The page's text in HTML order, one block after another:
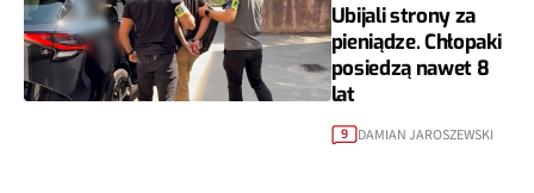
Ubijali strony za
pieniądze. Chłopaki
posiedzą nawet 8
lat
9 DAMIAN JAROSZEWSKI